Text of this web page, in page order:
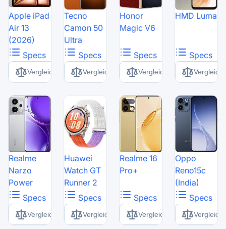
Apple iPad
Air 13
(2026)
Specs
Vergleich
Tecno
Camon 50
Ultra
Specs
Vergleich
Honor
Magic V6
Specs
Vergleich
HMD Luma
Specs
Vergleich
Realme
Narzo
Power
Specs
Vergleich
Huawei
Watch GT
Runner 2
Specs
Vergleich
Realme 16
Pro+
Specs
Vergleich
Oppo
Reno15c
(India)
Specs
Vergleich